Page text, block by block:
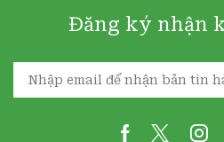
Đăng ký nhận